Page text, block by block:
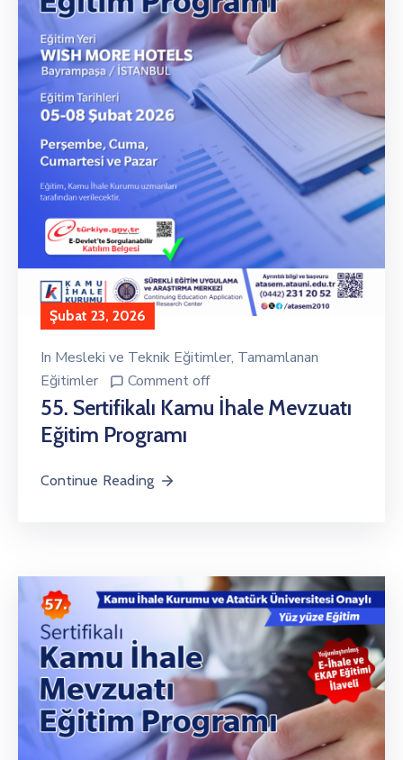
Şubat 23, 2026
In Mesleki ve Teknik Eğitimler‚ Tamamlanan
Eğitimler
Comment off
55. Sertifikalı Kamu İhale Mevzuatı
Eğitim Programı
Continue Reading